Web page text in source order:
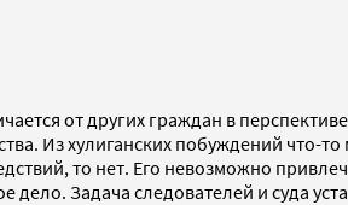
от других граждан в
Из хулиганских побуждений что-
то нет. Его невозможно
Задача следователей и суда